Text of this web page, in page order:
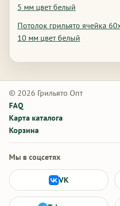
5 мм цвет белый
Потолок грильято ячейка
10 мм цвет белый
© 2026 Грильято Опт
FAQ
Карта каталога
Корзина
Мы в соцсетях
VK